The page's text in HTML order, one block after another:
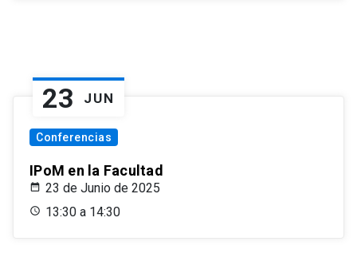
23 JUN
Conferencias
IPoM en la Facultad
23 de Junio de 2025
13:30 a 14:30